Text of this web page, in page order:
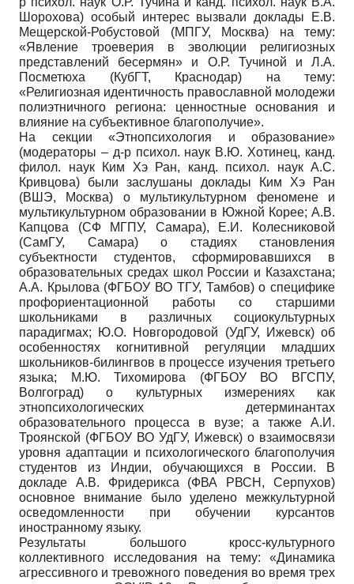
Шорохова) особый интерес вызвали доклады Е.В.
Мещерской-Робустовой (МПГУ, Москва) на тему:
«Явление троеверия в эволюции религиозных
представлений бесермян» и О.Р. Тучиной и Л.А.
Посметюха (КубГТ, Краснодар) на тему:
«Религиозная идентичность православной молодежи
полиэтничного региона: ценностные основания и
влияние на субъективное благополучие».
На секции «Этнопсихология и образование»
(модераторы – д-р психол. наук В.Ю. Хотинец, канд.
филол. наук Ким Хэ Ран, канд. психол. наук А.С.
Кривцова) были заслушаны доклады Ким Хэ Ран
(ВШЭ, Москва) о мультикультурном феномене и
мультикультурном образовании в Южной Корее; А.В.
Капцова (СФ МГПУ, Самара), Е.И. Колесниковой
(СамГУ, Самара) о стадиях становления
субъектности студентов, сформировавшихся в
образовательных средах школ России и Казахстана;
А.А. Крылова (ФГБОУ ВО ТГУ, Тамбов) о специфике
профориентационной работы со старшими
школьниками в различных социокультурных
парадигмах; Ю.О. Новгородовой (УдГУ, Ижевск) об
особенностях когнитивной регуляции младших
школьников-билингвов в процессе изучения третьего
языка; М.Ю. Тихомирова (ФГБОУ ВО ВГСПУ,
Волгоград) о культурных измерениях как
этнопсихологических детерминантах
образовательного процесса в вузе; а также А.И.
Троянской (ФГБОУ ВО УдГУ, Ижевск) о взаимосвязи
уровня адаптации и психологического благополучия
студентов из Индии, обучающихся в России. В
докладе А.В. Фридерикса (ФВА РВСН, Серпухов)
основное внимание было уделено межкультурной
осведомленности при обучении курсантов
иностранному языку.
Результаты большого кросс-культурного
коллективного исследования на тему: «Динамика
агрессивного и тревожного поведения во время трех